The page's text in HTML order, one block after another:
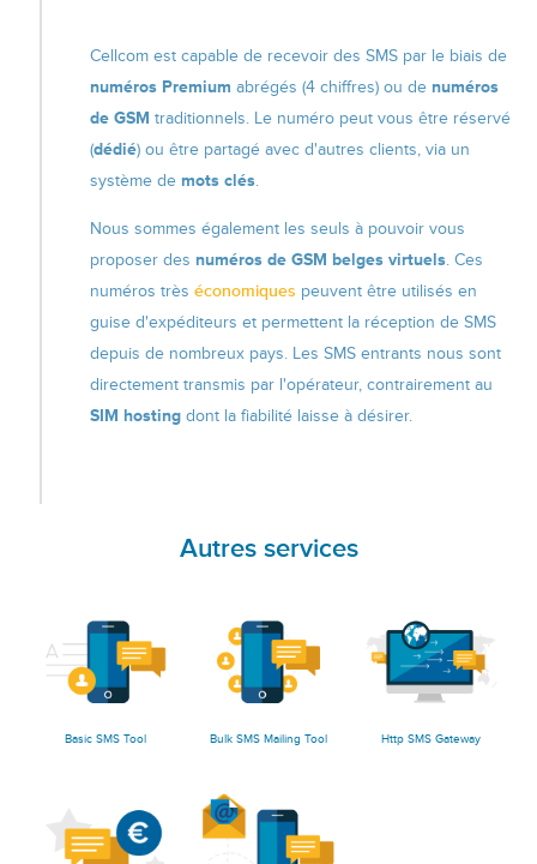
Cellcom est capable de recevoir des SMS par le biais de
numéros Premium abrégés (4 chiffres) ou de numéros
de GSM traditionnels. Le numéro peut vous être réservé
(dédié) ou être partagé avec d'autres clients, via un
système de mots clés.
Nous sommes également les seuls à pouvoir vous
proposer des numéros de GSM belges virtuels. Ces
numéros très économiques peuvent être utilisés en
guise d'expéditeurs et permettent la réception de SMS
depuis de nombreux pays. Les SMS entrants nous sont
directement transmis par l'opérateur, contrairement au
SIM hosting dont la fiabilité laisse à désirer.
Autres services
Basic SMS Tool Bulk SMS Mailing Tool Http SMS Gateway